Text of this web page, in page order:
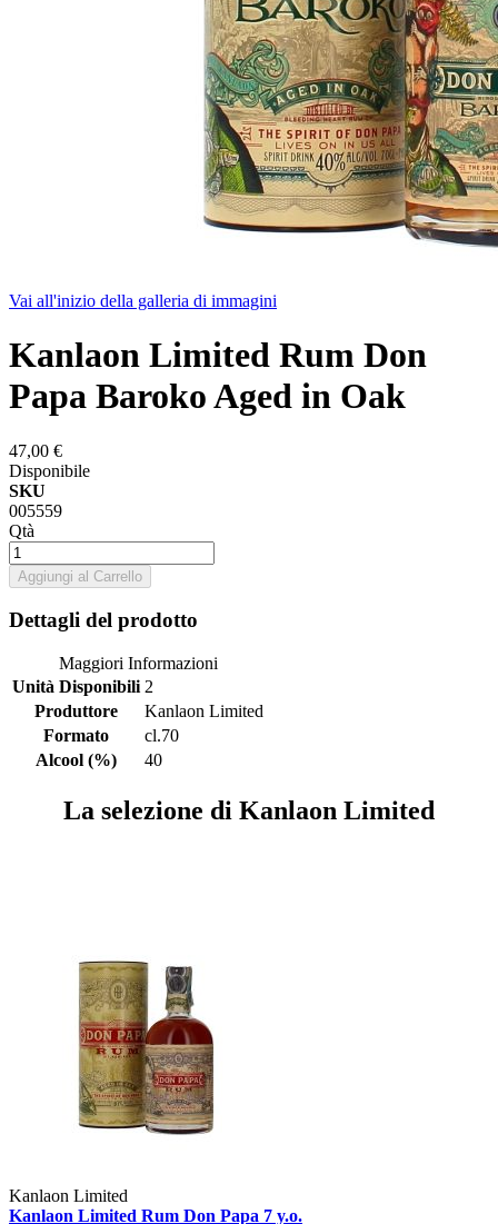
Vai all'inizio della galleria di immagini
Kanlaon Limited Rum Don
Papa Baroko Aged in Oak
47,00 €
Disponibile
SKU
005559
Qtà
Aggiungi al Carrello
Dettagli del prodotto
Maggiori Informazioni
Unità Disponibili 2
Produttore
Kanlaon Limited
Formato
cl.70
Alcool (%)
40
La selezione di Kanlaon Limited
Kanlaon Limited
Kanlaon Limited Rum Don Papa 7 y.o.